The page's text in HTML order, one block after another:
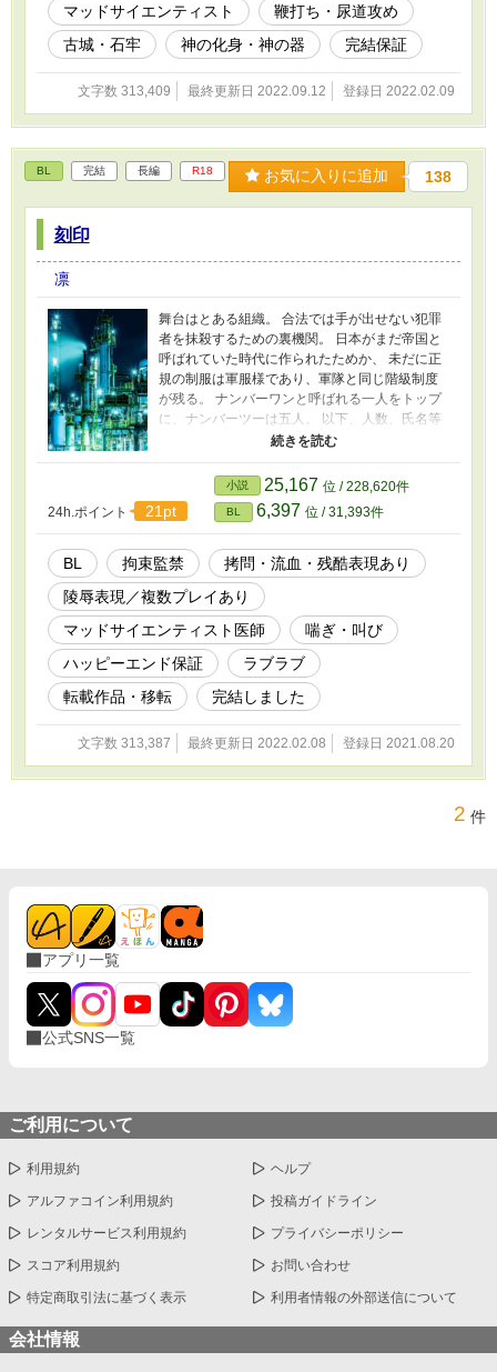
マッドサイエンティスト
鞭打ち・尿道攻め
古城・石牢
神の化身・神の器 完結保証
文字数 313,409 最終更新日 2022.09.12 登録日 2022.02.09
BL 完結 長編 R18 お気に入りに追加 138
刻印
凛
舞台はとある組織。 合法では手が出せない犯罪
者を抹殺するための裏機関。 日本がまだ帝国と
呼ばれていた時代に作られたためか、 未だに正
規の制服は軍服様であり、軍隊と同じ階級制度
が残る。 ナンバーワンと呼ばれる一人をトップ
に、ナンバーツーは五人。 以下、人数、氏名等
は一切公表されていない。 特に優れた者だけが
台で出会った男達の物語です。 作中、SMや拷問
等の描写があります。苦手な方はご遠慮くださ
い。 ブログからの転載の為、短文、視覚的要素
を含む段落構成になっています。 愉しんでいた
だければ幸いです。
24h.ポイント 21pt
小説 25,167 位 / 228,620件
BL 6,397 位 / 31,393件
BL 拘束監禁
拷問・流血・残酷表現あり
陵辱表現／複数プレイあり
マッドサイエンティスト医師
喘ぎ・叫び
ハッピーエンド保証
ラブラブ
転載作品・移転
完結しました
文字数 313,387 最終更新日 2022.02.08 登録日 2021.08.20
2 件
アプリ一覧
公式SNS一覧
ご利用について
利用規約 ヘルプ
アルファコイン利用規約 投稿ガイドライン
レンタルサービス利用規約 プライバシーポリシー
スコア利用規約 お問い合わせ
特定商取引法に基づく表示 利用者情報の外部送信について
会社情報